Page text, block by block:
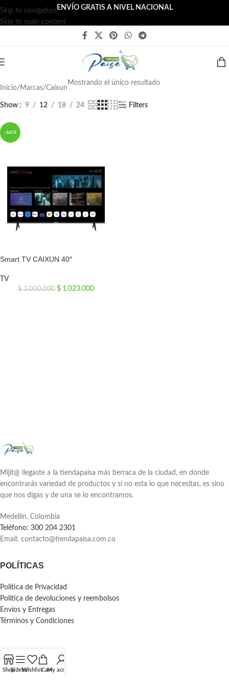
Skip to navigation
Skip to main content
ENVÍO GRATIS A NIVEL NACIONAL
Inicio Marcas Caixun
Mostrando el único resultado
Show 9 12 18 24 Filters
-66%
Smart TV CAIXUN 40″
TV
$3.000.000 $ 1.023.000
Mijit@ llegaste a la tiendapaisa más berraca de la ciudad, en donde
encontrarás variedad de productos y si no esta lo que necesitas, es sino
que nos digas y de una se lo encontramos.
Medellín, Colombia
Teléfono: 300 204 2301
Email: contacto@tiendapaisa.com.co
POLÍTICAS
Política de Privacidad
Política de devoluciones y reembolsos
Envíos y Entregas
Términos y Condiciones
ShopSidebarWishlistCartMy account